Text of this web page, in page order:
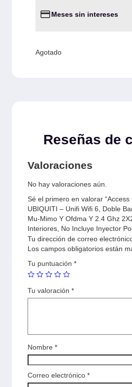
Meses sin intereses
Agotado
Reseñas de
Valoraciones
No hay valoraciones aún.
Sé el primero en valorar
UBIQUITI – Unifi Wifi 6, Doble
Mu-Mimo Y Ofdma Y 2.4 Ghz
Interiores, No Incluye Inyector
Tu dirección de correo
Los campos obligatorios están
Tu puntuación *
Tu valoración *
Nombre *
Correo electrónico *